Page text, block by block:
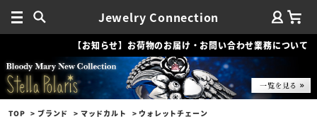
Jewelry Connection
【お知らせ】お荷物のお届け・お問い合わせ業務について
TOP ブランド マッドカルト ウォレットチェーン